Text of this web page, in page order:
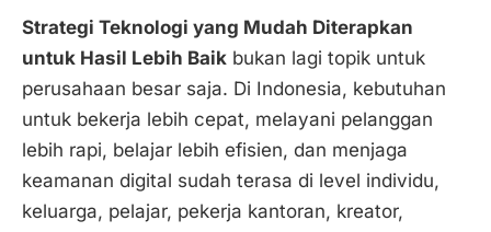
Strategi Teknologi yang Mudah Diterapkan
untuk Hasil Lebih Baik bukan lagi topik untuk
perusahaan besar saja. Di Indonesia, kebutuhan
untuk bekerja lebih cepat, melayani pelanggan
lebih rapi, belajar lebih efisien, dan menjaga
keamanan digital sudah terasa di level individu,
keluarga, pelajar, pekerja kantoran, kreator,